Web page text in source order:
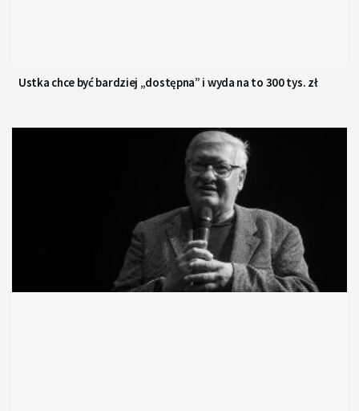
Ustka chce być bardziej „dostępna” i wyda na to 300 tys. zł